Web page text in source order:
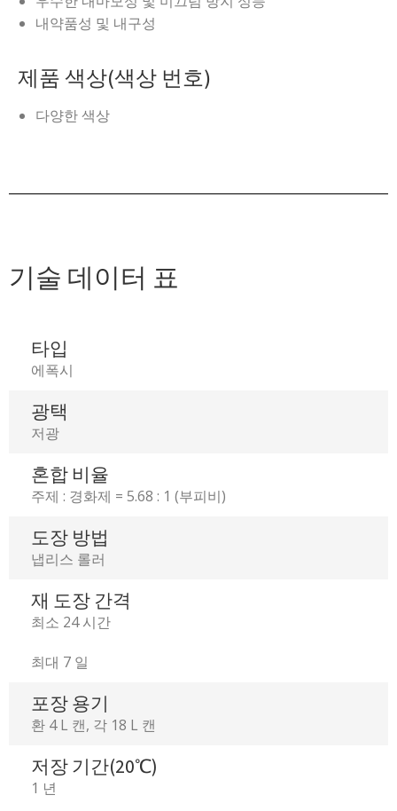
내약품성 및 내구성
제품 색상(색상 번호)
다양한 색상
기술 데이터 표
타입
에폭시
광택
저광
혼합 비율
주제 : 경화제 = 5.68 : 1 (부피비)
도장 방법
냅리스 롤러
재 도장 간격
최소 24 시간
최대 7 일
포장 용기
환 4 L 캔, 각 18 L 캔
저장 기간(20℃)
1 년